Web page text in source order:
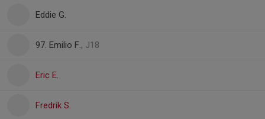
Eddie G.
97. Emilio F., J18
Eric E.
Fredrik S.